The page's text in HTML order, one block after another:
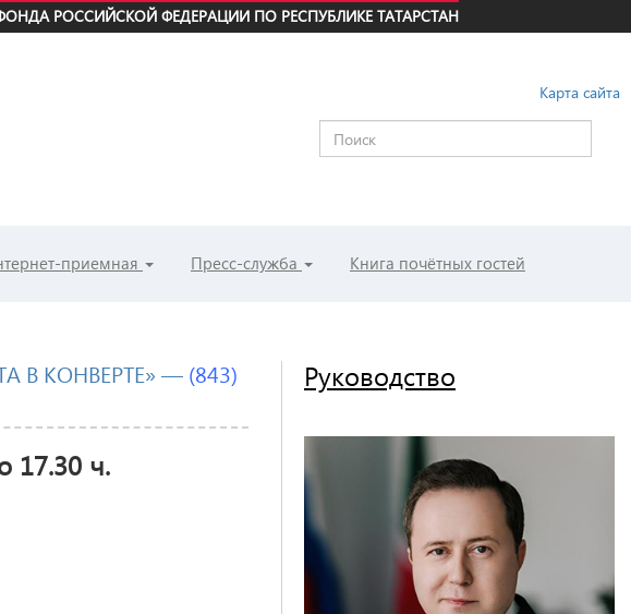
РОССИЙСКОЙ ФЕДЕРАЦИИ ПО РЕСПУБЛИКЕ ТАТАРСТАН
Карта сайта
приемная Пресс-служба Книга почётных гостей
В КОНВЕРТЕ» — (843)
17.30 ч.
Руководство